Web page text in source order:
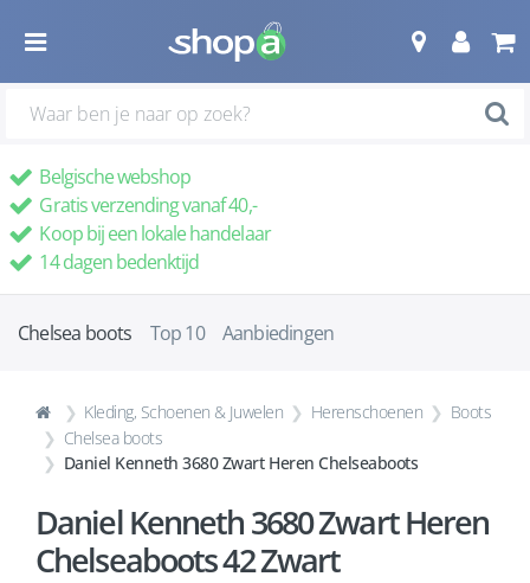
Belgische webshop
Gratis verzending vanaf 40,-
Koop bij een lokale handelaar
14 dagen bedenktijd
Chelsea boots Top 10 Aanbiedingen
Kleding, Schoenen & Juwelen Herenschoenen
Boots
Chelsea boots
Daniel Kenneth 3680 Zwart Heren Chelseaboots
Daniel Kenneth 3680 Zwart Heren
Chelseaboots 42 Zwart